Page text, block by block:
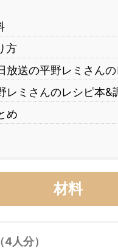
方
放送の平野レミさん
レミさんのレシピ本&
め
材料
人分）